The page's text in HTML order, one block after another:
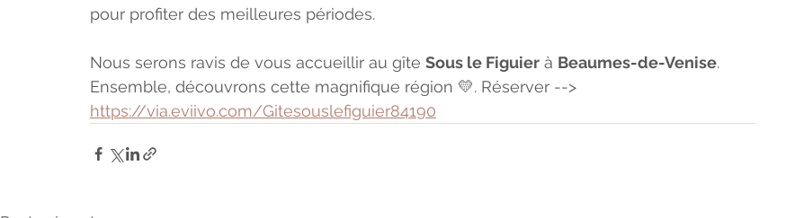
pour profiter des meilleures périodes.
Nous serons ravis de vous accueillir au gîte Sous le Figuier à Beaumes-de-Venise.
Ensemble, découvrons cette magnifique région 💛. Réserver -->
https://via.eviivo.com/Gitesouslefiguier84190